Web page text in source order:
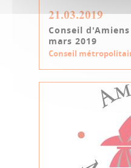
21.03.2019
Conseil
mars 2019
Conseil